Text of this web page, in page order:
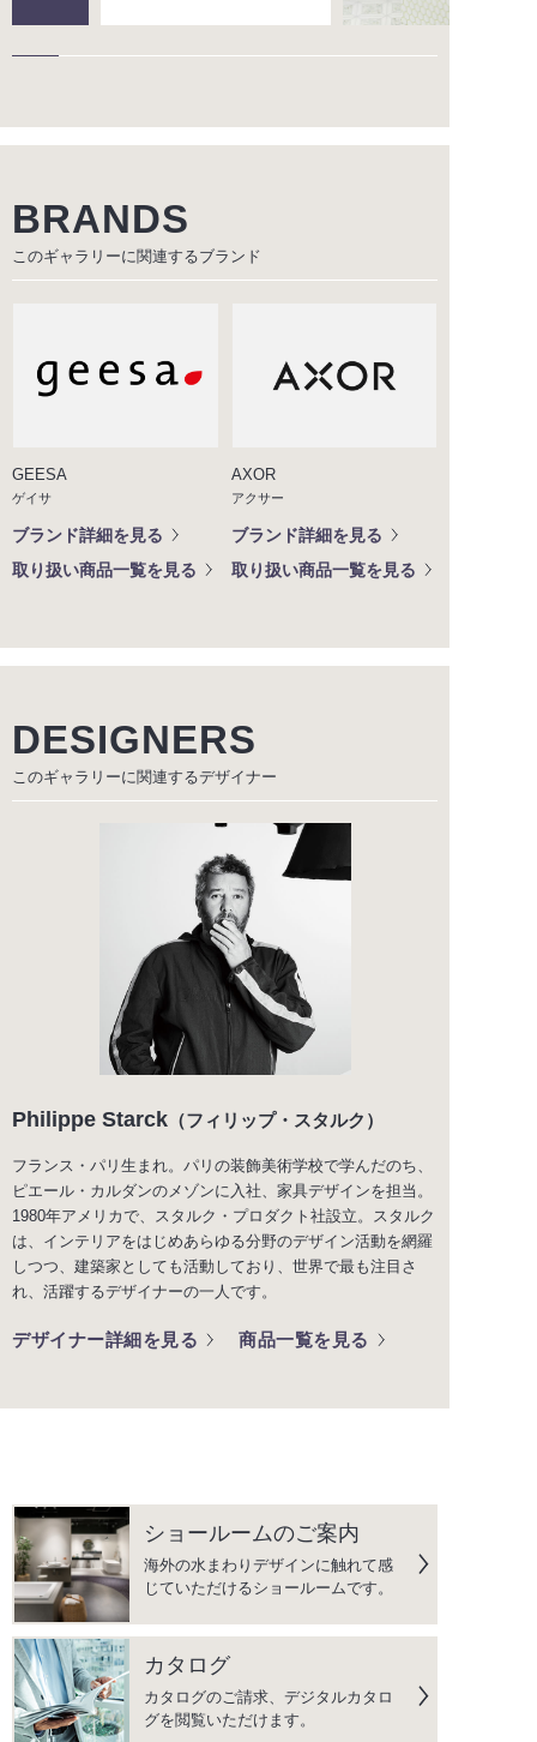
BRANDS
このギャラリーに関連するブランド
GEESA
ゲイサ
ブランド詳細を見る
取り扱い商品一覧を見る
AXOR
アクサー
ブランド詳細を見る
取り扱い商品一覧を見る
DESIGNERS
このギャラリーに関連するデザイナー
Philippe Starck （フィリップ・スタルク）
フランス・パリ生まれ。パリの装飾美術学校で学んだのち、
ピエール・カルダンのメゾンに入社、家具デザインを担当。
1980年アメリカで、スタルク・プロダクト社設立。スタルク
は、インテリアをはじめあらゆる分野のデザイン活動を網羅
しつつ、建築家としても活動しており、世界で最も注目さ
れ、活躍するデザイナーの一人です。
デザイナー詳細を見る 商品一覧を見る
ショールームのご案内
海外の水まわりデザインに触れて感
じていただけるショールームです。
カタログ
カタログのご請求、デジタルカタロ
グを閲覧いただけます。